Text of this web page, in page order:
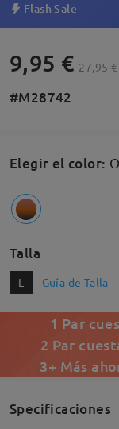
Flash Sale
9,95 € 27,95 €
#M28742
Elegir el color:
Talla
L Guía de Talla
1 Par
2 Par
3+ Más
Specificaciones